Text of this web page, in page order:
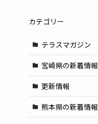
カテゴリー
テラスマガジン
宮崎県の新着情報
更新情報
熊本県の新着情報